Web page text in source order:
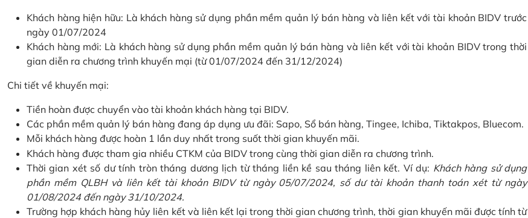
Khách hàng hiện hữu: Là khách hàng sử dụng phần mềm quản lý bán hàng và liên kết với tài khoản BIDV trước
ngày 01/07/2024
Khách hàng mới: Là khách hàng sử dụng phần mềm quản lý bán hàng và liên kết với tài khoản BIDV trong thời
gian diễn ra chương trình khuyến mại (từ 01/07/2024 đến 31/12/2024)
Chi tiết về khuyến mại:
Tiền hoàn được chuyển vào tài khoản khách hàng tại BIDV.
Các phần mềm quản lý bán hàng đang áp dụng ưu đãi: Sapo, Sổ bán hàng, Tingee, Ichiba, Tiktakpos, Bluecom.
Mỗi khách hàng được hoàn 1 lần duy nhất trong suốt thời gian khuyến mãi.
Khách hàng được tham gia nhiều CTKM của BIDV trong cùng thời gian diễn ra chương trình.
Thời gian xét số dư tính tròn tháng dương lịch từ tháng liền kề sau tháng liên kết. Ví dụ: Khách hàng sử dụng
phần mềm QLBH và liên kết tài khoản BIDV từ ngày 05/07/2024, số dư tài khoản thanh toán xét từ ngày
01/08/2024 đến ngày 31/10/2024.
Trường hợp khách hàng hủy liên kết và liên kết lại trong thời gian chương trình, thời gian khuyến mãi được tính từ